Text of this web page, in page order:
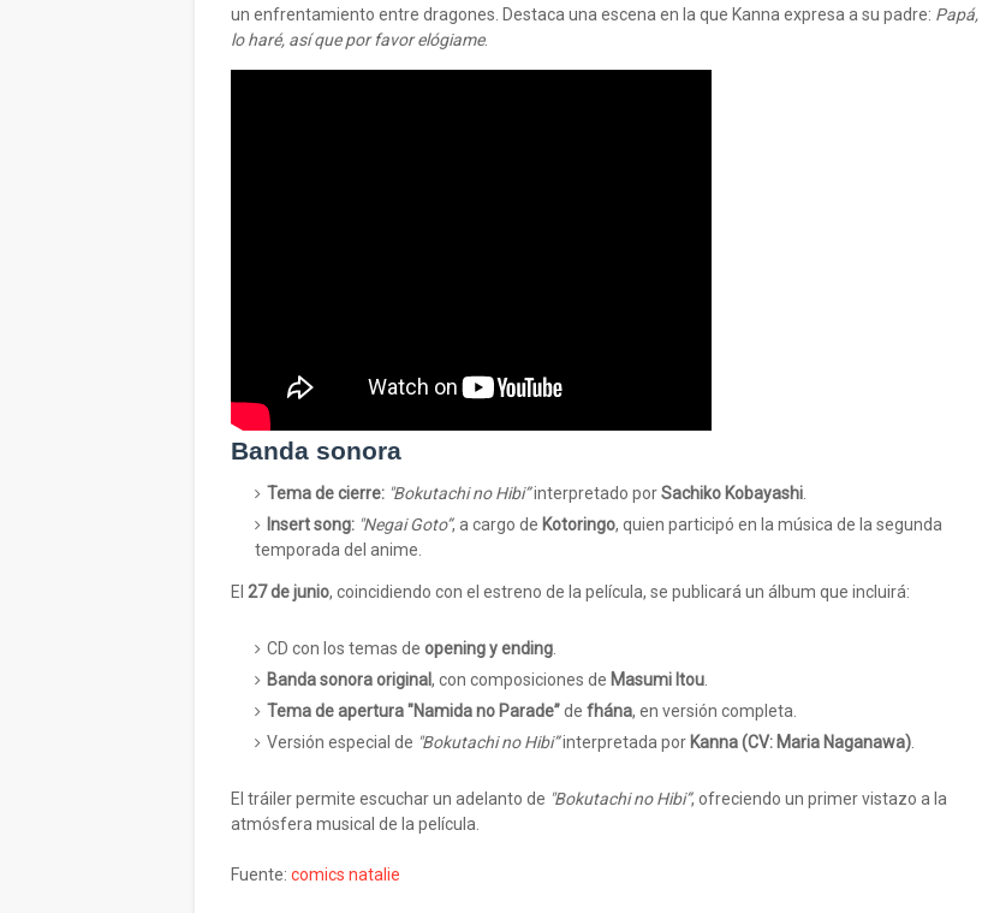
un enfrentamiento entre dragones. Destaca una escena en la que Kanna expresa a su padre: Papá,
lo haré, así que por favor elógiame.
Banda sonora
Tema de cierre: "Bokutachi no Hibi”interpretado porSachiko Kobayashi
Insert song: "Negai Goto”, a cargo de Kotoringo, quien participó en la música de la segunda
temporada del anime.
El 27 de junio, coincidiendo con el estreno de la película, se publicará un álbum que incluirá:
CD con los temas de opening y ending
Banda sonora original, con composiciones de Masumi Itou
Tema de apertura "Namida no Parade”de fhána, en versión completa.
Versión especial de "Bokutachi no Hibi”interpretada por Kanna (CV: Maria Naganawa)
El tráiler permite escuchar un adelanto de "Bokutachi no Hibi”, ofreciendo un primer vistazo a la
atmósfera musical de la película.
Fuente: comics natalie